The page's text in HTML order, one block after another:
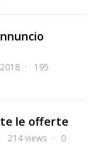
195
le offerte
214 views
0